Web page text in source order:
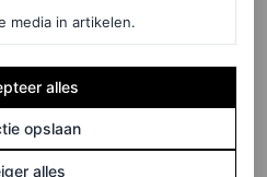
en sculpturaal:
die jouw summer
look die breezy vibe
media in artikelen.
alles
opslaan
alles